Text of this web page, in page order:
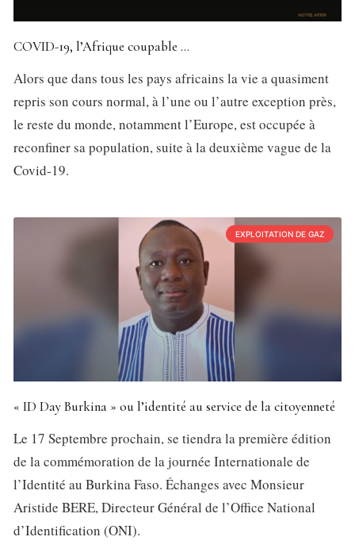
COVID-19, l’Afrique coupable …
Alors que dans tous les pays africains la vie a quasiment
repris son cours normal, à l’une ou l’autre exception près,
le reste du monde, notamment l’Europe, est occupée à
reconfiner sa population, suite à la deuxième vague de la
Covid-19.
EXPLOITATION DE GAZ
« ID Day Burkina » ou l’identité au service de la citoyenneté
Le 17 Septembre prochain, se tiendra la première édition
de la commémoration de la journée Internationale de
l’Identité au Burkina Faso. Échanges avec Monsieur
Aristide BERE, Directeur Général de l’Office National
d’Identification (ONI).